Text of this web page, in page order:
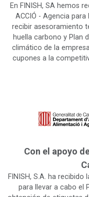
En FINISH, SA hemos
ACCIÓ - Agencia
recibir asesoramiento
huella carbono y Plan
climático de la
cupones a la
Con el apoyo
FINISH, S.A. ha recibido
para llevar a cabo el